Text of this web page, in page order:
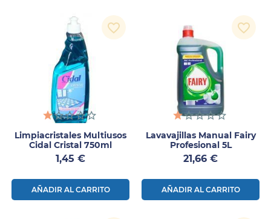
Limpiacristales Multiusos
Cidal Cristal 750ml
Precio
1,45 €
AÑADIR AL CARRITO
favorite_border
Lavavajillas Manual Fairy
Profesional 5L
Precio
21,66 €
AÑADIR AL CARRITO
favorite_border